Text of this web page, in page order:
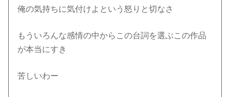
俺の気持ちに気付けよという怒りと切なさ
もういろんな感情の中からこの台詞を選ぶこの作品
が本当にすき
苦しいわー